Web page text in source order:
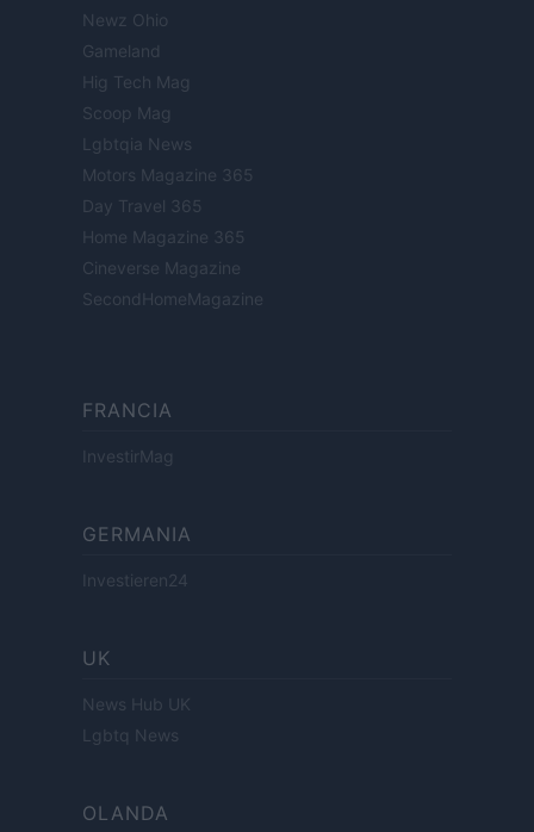
Newz Ohio
Gameland
Hig Tech Mag
Scoop Mag
Lgbtqia News
Motors Magazine 365
Day Travel 365
Home Magazine 365
Cineverse Magazine
SecondHomeMagazine
FRANCIA
InvestirMag
GERMANIA
Investieren24
UK
News Hub UK
Lgbtq News
OLANDA